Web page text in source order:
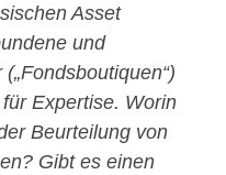
Asset
und
Expertise. Worin
Beurteilung von
Gibt es einen